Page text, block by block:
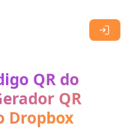
QR do
QR
Dropbox